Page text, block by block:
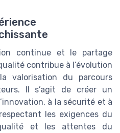
continue et le partage
contribue à l’évolution
valorisation du parcours
Il s’agit de créer un
à la sécurité et à
les exigences du
et les attentes du